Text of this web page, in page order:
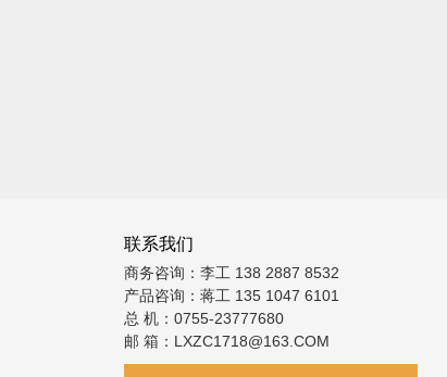
联系我们
商务咨询：李工 138 2887 8532
产品咨询：蒋工 135 1047 6101
总 机：0755-23777680
邮 箱：LXZC1718@163.COM